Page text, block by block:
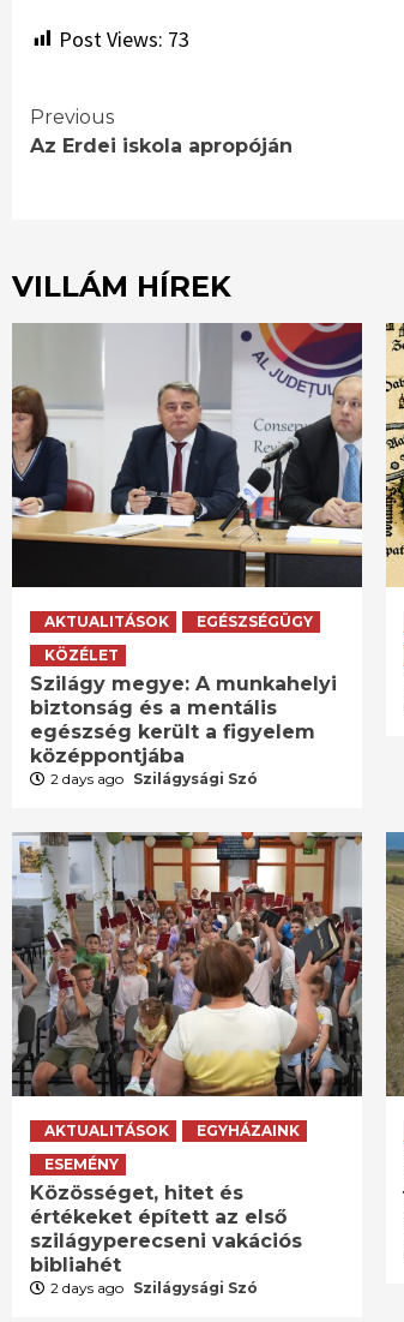
Post Views: 73
Continue
Previous
Az Erdei iskola apropóján
VILLÁM HÍREK
AKTUALITÁSOK
EGÉSZSÉGÜGY
KÖZÉLET
Szilágy megye: A munkahelyi
biztonság és a mentális
egészség került a figyelem
középpontjába
2 days ago Szilágysági Szó
AKTUALITÁSOK
EGYHÁZAINK
ESEMÉNY
Közösséget, hitet és
értékeket épített az első
szilágyperecseni vakációs
bibliahét
2 days ago Szilágysági Szó